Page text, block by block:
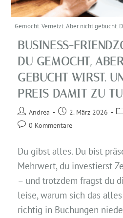
Gemocht. Vernetzt. Aber nicht gebucht.
BUSINESS-
DU GEMOCHT,
GEBUCHT WIRST.
PREIS DAMIT ZU
Andrea 2. März 2026
0 Kommentare
Du gibst alles. Du bist
Mehrwert, du investierst
– und trotzdem fragst du
leise, warum sich das
richtig in Buchungen